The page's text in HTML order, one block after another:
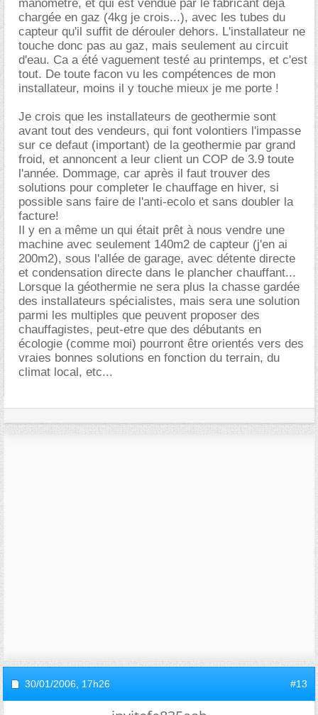
manometre, et qui est vendue par le fabricant déjà
chargée en gaz (4kg je crois...), avec les tubes du
capteur qu'il suffit de dérouler dehors. L'installateur ne
touche donc pas au gaz, mais seulement au circuit
d'eau. Ca a été vaguement testé au printemps, et c'est
tout. De toute facon vu les compétences de mon
installateur, moins il y touche mieux je me porte !
Je crois que les installateurs de geothermie sont
avant tout des vendeurs, qui font volontiers l'impasse
sur ce defaut (important) de la geothermie par grand
froid, et annoncent a leur client un COP de 3.9 toute
l'année. Dommage, car après il faut trouver des
solutions pour completer le chauffage en hiver, si
possible sans faire de l'anti-ecolo et sans doubler la
facture!
Il y en a même un qui était prêt à nous vendre une
machine avec seulement 140m2 de capteur (j'en ai
200m2), sous l'allée de garage, avec détente directe
et condensation directe dans le plancher chauffant...
Lorsque la géothermie ne sera plus la chasse gardée
des installateurs spécialistes, mais sera une solution
parmi les multiples que peuvent proposer des
chauffagistes, peut-etre que des débutants en
écologie (comme moi) pourront être orientés vers des
vraies bonnes solutions en fonction du terrain, du
climat local, etc...
30/01/2006, 17h26 #13